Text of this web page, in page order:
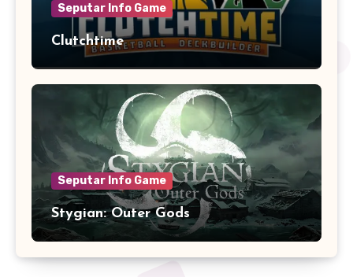
Seputar Info Game
Clutchtime
Seputar Info Game
Stygian: Outer Gods